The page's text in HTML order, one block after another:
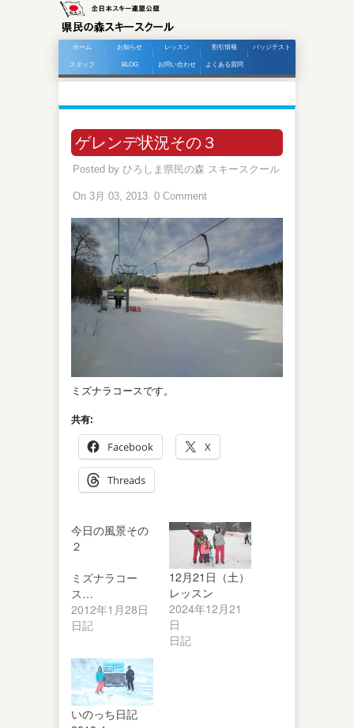
ホーム お知らせ レッスン 割引情報 バッジテスト
スタッフ BLOG お問い合わせ よくある質問
ゲレンデ状況その３
Posted by ひろしま県民の森 スキースクール
On 3月 03, 2013 0 Comment
ミズナラコースです。
共有:
Facebook X
Threads
今日の風景その
２
ミズナラコー
ス…
2012年1月28日
日記
12月21日（土）
レッスン
2024年12月21
日
日記
いのっち日記